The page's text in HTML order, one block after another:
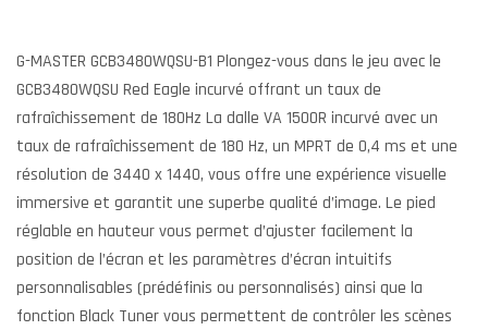
G-MASTER GCB3480WQSU-B1 Plongez-vous dans le jeu avec le
GCB3480WQSU Red Eagle incurvé offrant un taux de
rafraîchissement de 180Hz La dalle VA 1500R incurvé avec un
taux de rafraîchissement de 180 Hz, un MPRT de 0,4 ms et une
résolution de 3440 x 1440, vous offre une expérience visuelle
immersive et garantit une superbe qualité d’image. Le pied
réglable en hauteur vous permet d’ajuster facilement la
position de l’écran et les paramètres d’écran intuitifs
personnalisables (prédéfinis ou personnalisés) ainsi que la
fonction Black Tuner vous permettent de contrôler les scènes